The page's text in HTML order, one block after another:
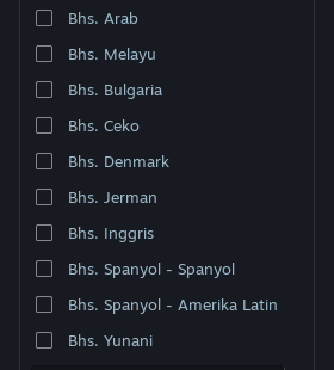
Bhs. Arab
Bhs. Melayu
Bhs. Bulgaria
Bhs. Ceko
Bhs. Denmark
Bhs. Jerman
Bhs. Inggris
Bhs. Spanyol - Spanyol
Bhs. Spanyol - Amerika Latin
Bhs. Yunani